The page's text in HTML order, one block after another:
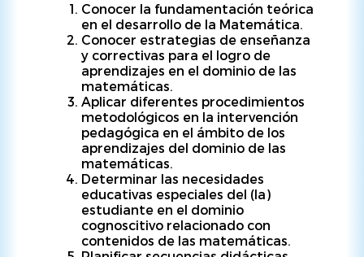
Conocer la fundamentación teórica
en el desarrollo de la Matemática.
Conocer estrategias de enseñanza
y correctivas para el logro de
aprendizajes en el dominio de las
matemáticas.
Aplicar diferentes procedimientos
metodológicos en la intervención
pedagógica en el ámbito de los
aprendizajes del dominio de las
matemáticas.
Determinar las necesidades
educativas especiales del (la)
estudiante en el dominio
cognoscitivo relacionado con
contenidos de las matemáticas.